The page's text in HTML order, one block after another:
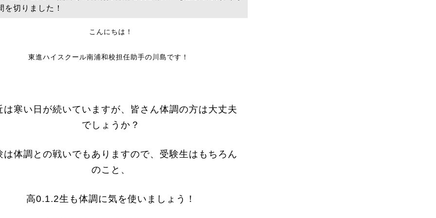
を切りました！
こんにちは！
東進ハイスクール南浦和校担任助手の川島です！
は寒い日が続いていますが、皆さん体調の方は大丈夫
でしょうか？
は体調との戦いでもありますので、受験生はもちろん
のこと、
高0.1.2生も体調に気を使いましょう！